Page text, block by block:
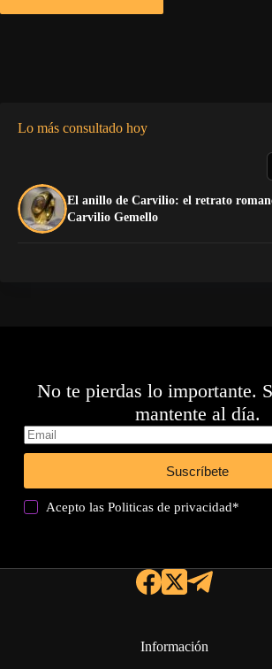
Lo más consultado hoy
El anillo de Carvilio: el retrato
Carvilio Gemello
No te pierdas lo importante.
mantente al día.
Suscríbete
Acepto lasPoliticas de privacidad*
Información